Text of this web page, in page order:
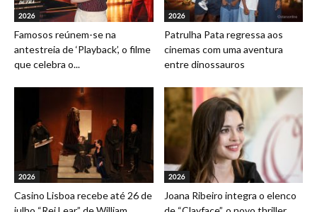
2026
Famosos reúnem-se na
antestreia de ‘Playback’, o filme
que celebra o...
2026
Patrulha Pata regressa aos
cinemas com uma aventura
entre dinossauros
2026
Casino Lisboa recebe até 26 de
2026
Joana Ribeiro integra o elenco